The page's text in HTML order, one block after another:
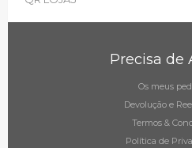
Precisa de
Os meus
Devolução e
Termos &
Política de